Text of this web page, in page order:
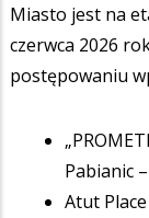
Miasto jest na
czerwca 2026
postępowaniu
Pabianic
Atut